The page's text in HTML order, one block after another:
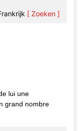
[ Zoeken ]
lui une
grand nombre